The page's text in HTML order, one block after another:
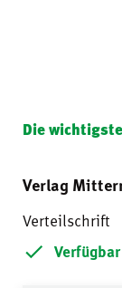
Die
Verlag
Verteilschrift
Verfügbar